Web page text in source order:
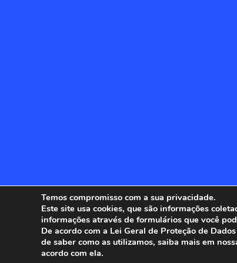
Temos compromisso com a sua privacidade.
Este site usa cookies, que são informações
informações através de formulários que você
De acordo com a Lei Geral de Proteção de
de saber como as utilizamos, saiba mais em
acordo com ela.